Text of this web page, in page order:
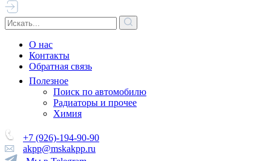
О нас
Контакты
Обратная связь
Полезное
Поиск по автомобилю
Радиаторы и прочее
Химия
+7 (926)-194-90-90
akpp@mskakpp.ru